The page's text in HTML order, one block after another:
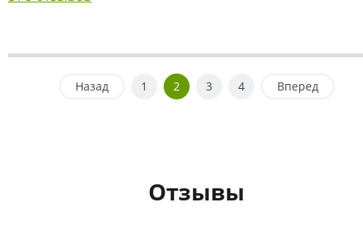
Назад 1 2 3 4 Вперед
Отзывы